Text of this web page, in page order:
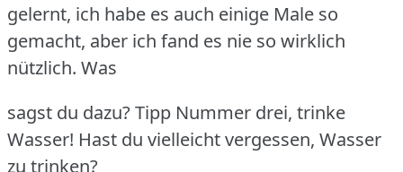
gelernt, ich habe es auch einige Male so
gemacht, aber ich fand es nie so wirklich
nützlich. Was
sagst du dazu? Tipp Nummer drei, trinke
Wasser! Hast du vielleicht vergessen, Wasser
zu trinken?